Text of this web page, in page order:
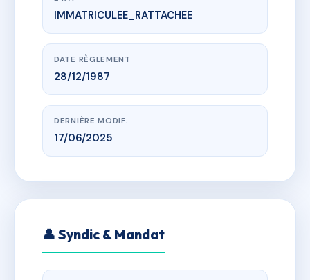
www.vme.plus/AC6510184
L'HORLOGE
pl de l'horloge, 26150 Die
IMMATRICULEE_RATTACHEE
DATE RÈGLEMENT
28/12/1987
DERNIÈRE MODIF.
17/06/2025
👤 Syndic & Mandat